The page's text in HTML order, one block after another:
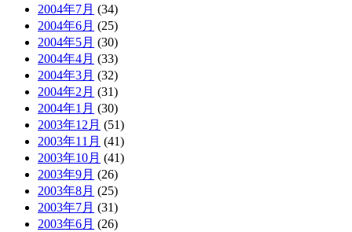
2004年7月 (34)
2004年6月 (25)
2004年5月 (30)
2004年4月 (33)
2004年3月 (32)
2004年2月 (31)
2004年1月 (30)
2003年12月 (51)
2003年11月 (41)
2003年10月 (41)
2003年9月 (26)
2003年8月 (25)
2003年7月 (31)
2003年6月 (26)